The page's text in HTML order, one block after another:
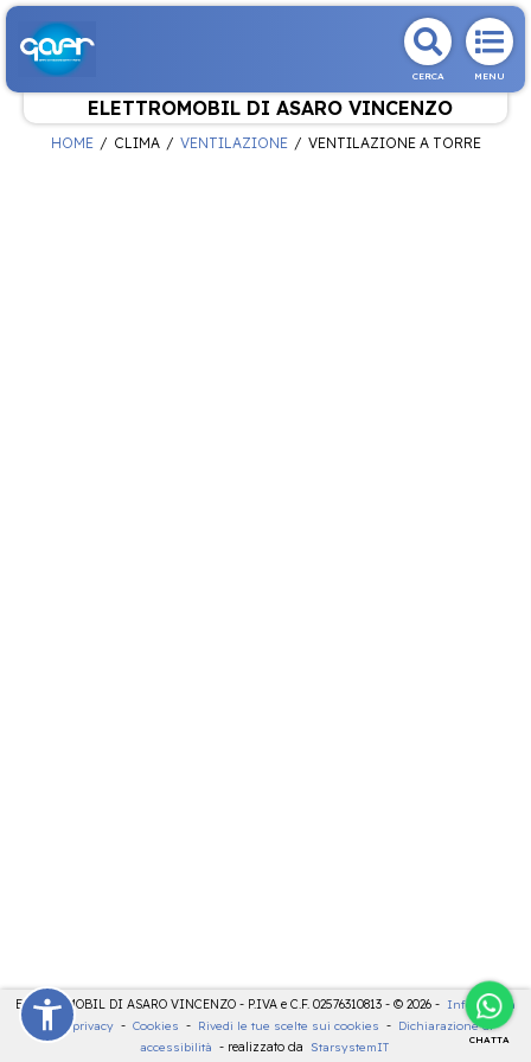
CERCA MENU
ELETTROMOBIL DI ASARO VINCENZO
CHATTA
HOME CLIMA VENTILAZIONE VENTILAZIONE A TORRE
ELETTROMOBIL DI ASARO VINCENZO - P.IVA e C.F. 02576310813 - © 2026 - Informativa
sulla privacy - Cookies - Rivedi le tue scelte sui cookies - Dichiarazione di
accessibilità - realizzato da StarsystemIT